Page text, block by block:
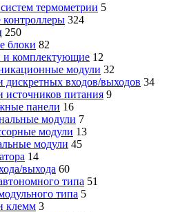
термометрии 5
324
250
блоки 82
и комплектующие 12
модули 32
дискретных входов/выходов 34
источников питания 9
панели 16
модули 7
модули 13
модули 45
14
выхода 60
типа 51
типа 5
клемм 3